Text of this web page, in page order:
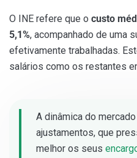
O INE refere que o custo
5,1%, acompanhado de uma
efetivamente trabalhadas.
salários como os restantes
A dinâmica do
ajustamentos, que
melhor os seus